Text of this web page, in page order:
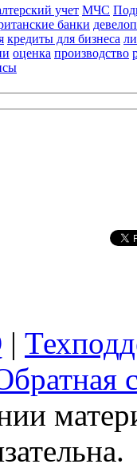
учет МЧС
банки
кредиты для бизнеса
оценка производство
|